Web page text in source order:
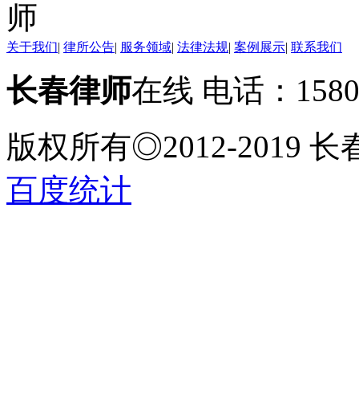
关于我们| 律所公告| 服务领域| 法律法规| 案例展示| 联系我们
长春律师在线 电话：
版权所有◎2012-2019 长
百度统计